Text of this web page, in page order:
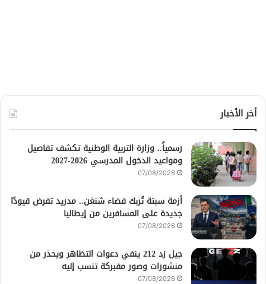
أخر الأخبار
رسمياً.. وزارة التربية الوطنية تكشف تفاصيل
ومواعيد الدخول المدرسي 2026-2027
07/08/2026
أزمة سبتة تُربك فضاء شنغن.. مدريد تفرض قيودًا
جديدة على المسافرين من إيطاليا
07/08/2026
جيل زد 212 ينفي دعوات التظاهر ويحذر من
منشورات وصور مفبركة تنسب إليه
07/08/2026